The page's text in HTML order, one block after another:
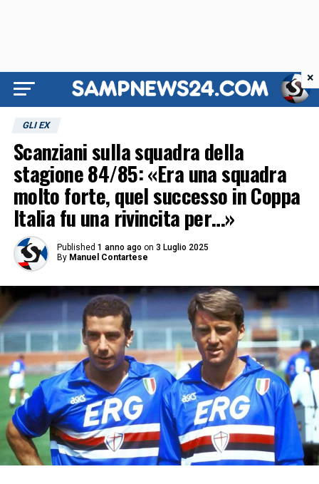
GLI EX
Scanziani sulla squadra della
stagione 84/85: «Era una squadra
molto forte, quel successo in Coppa
Italia fu una rivincita per…»
Published 1 anno ago on 3 Luglio 2025
By Manuel Contartese
×